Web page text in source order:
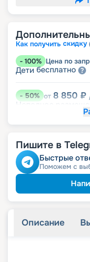
Как получить скидку
- 100% Цена по
Детибесплатно
-50% от 8 850 ₽
Неполное
Скидки за
места
-15% от 15 045 ₽
Скидка
Пишите в
Быстрые
Поможем с
Описание